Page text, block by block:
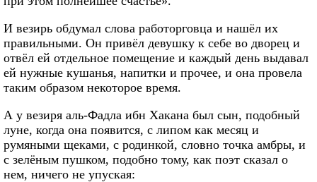
И везирь обдумал слова работорговца и нашёл их
правильными. Он привёл девушку к себе во дворец и
отвёл ей отдельное помещение и каждый день выдавал
ей нужные кушанья, напитки и прочее, и она провела
таким образом некоторое время.
А у везиря аль-Фадла ибн Хакана был сын, подобный
луне, когда она появится, с липом как месяц и
румяными щеками, с родинкой, словно точка амбры, и
с зелёным пушком, подобно тому, как поэт сказал о
нем, ничего не упуская: